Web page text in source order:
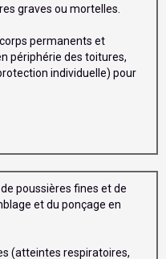
graves ou mortelles.
permanents et
périphérie des toitures,
individuelle) pour
poussières fines et de
et du ponçage en
(atteintes respiratoires,